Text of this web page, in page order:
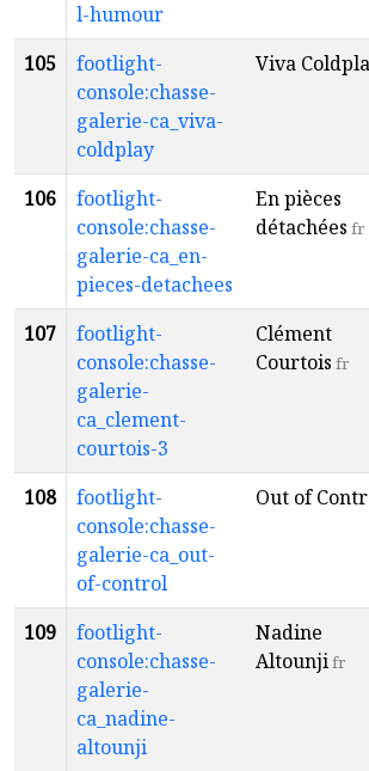
l-humour
105
footlight-
console:chasse-
galerie-ca_viva-
coldplay
Viva
106
footlight-
console:chasse-
galerie-ca_en-
pieces-detachees
En pièces
détachées fr
107
footlight-
console:chasse-
galerie-
ca_clement-
courtois-3
Clément
Courtois fr
108
footlight-
console:chasse-
galerie-ca_out-
of-control
Out of
109
footlight-
console:chasse-
galerie-
ca_nadine-
altounji
Nadine
Altounjifr